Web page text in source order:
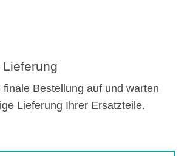
finale Bestellung auf und warten
Lieferung Ihrer Ersatzteile.